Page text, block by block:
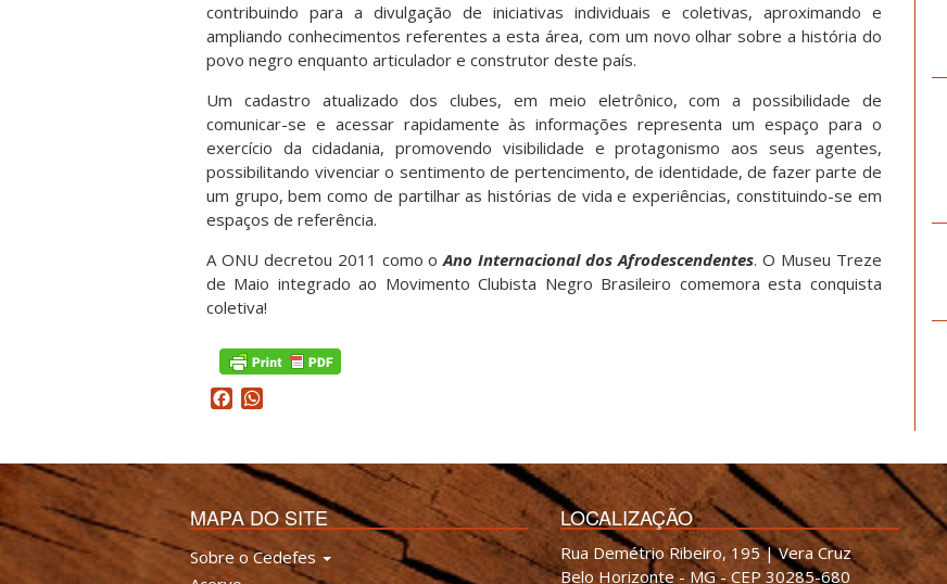
contribuindo para a divulgação de iniciativas individuais e coletivas, aproximando e
ampliando conhecimentos referentes a esta área, com um novo olhar sobre a história do
povo negro enquanto articulador e construtor deste país.
Um cadastro atualizado dos clubes, em meio eletrônico, com a possibilidade de
comunicar-se e acessar rapidamente às informações representa um espaço para o
exercício da cidadania, promovendo visibilidade e protagonismo aos seus agentes,
possibilitando vivenciar o sentimento de pertencimento, de identidade, de fazer parte de
um grupo, bem como de partilhar as histórias de vida e experiências, constituindo-se em
espaços de referência.
A ONU decretou 2011 como oAno Internacional dos Afrodescendentes. O Museu Treze
de Maio integrado ao Movimento Clubista Negro Brasileiro comemora esta conquista
coletiva!
Facebook
MAPA DO SITE
Sobre o Cedefes
LOCALIZAÇÃO
Rua Demétrio Ribeiro, 195 | Vera Cruz
Belo Horizonte - MG - CEP 30285-680